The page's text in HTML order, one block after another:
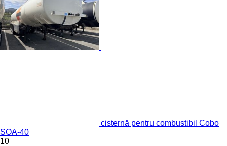
cisternă pentru combustibil Cobo
SOA-40
10